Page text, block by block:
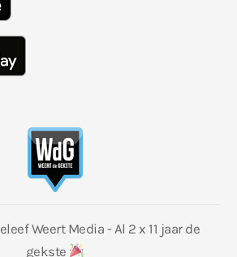
Weert Media - Al 2 x 11 jaar de
gekste